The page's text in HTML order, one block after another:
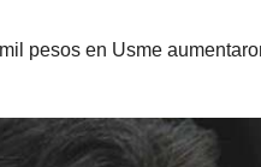
pesos en Usme